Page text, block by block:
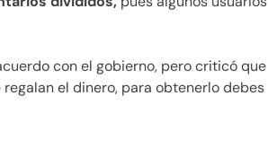
con el gobierno, pero criticó que
el dinero, para obtenerlo debes